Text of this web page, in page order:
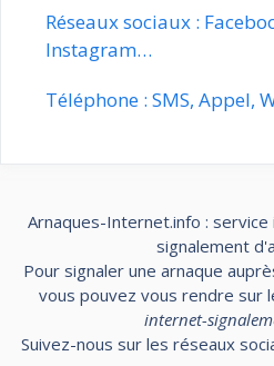
Réseaux sociaux :
Instagram…
Téléphone : SMS, Appel,
Arnaques-Internet.info :
signalement
Pour signaler une arnaque
vous pouvez vous rendre sur
internet-
Suivez-nous sur les réseaux